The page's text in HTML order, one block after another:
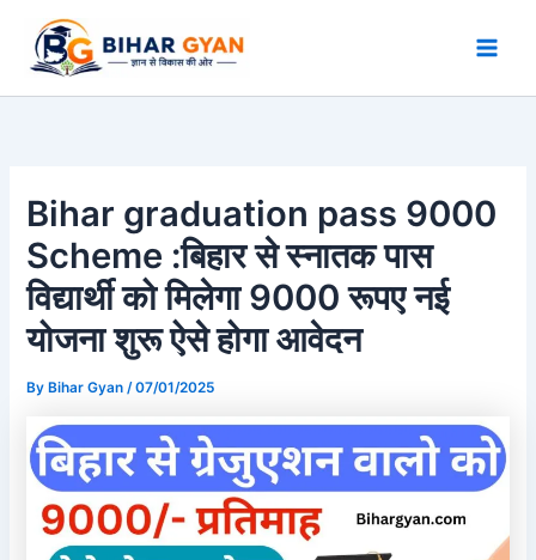
content
Bihar graduation pass 9000
Scheme :बिहार से स्नातक पास
विद्यार्थी को मिलेगा 9000 रूपए नई
योजना शुरू ऐसे होगा आवेदन
By Bihar Gyan/07/01/2025